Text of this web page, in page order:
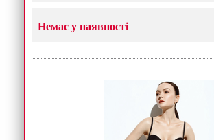
Немає у наявності